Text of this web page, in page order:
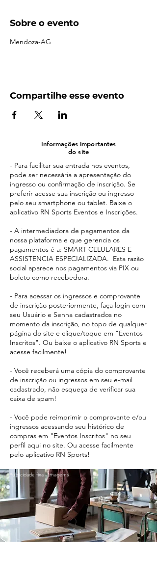
Sobre o evento
Mendoza-AG
Compartilhe esse evento
Informações importantes
do site
- Para facilitar sua entrada nos eventos,
pode ser necessária a apresentação do
ingresso ou confirmação de inscrição. Se
preferir acesse sua inscrição ou ingresso
pelo seu smartphone ou tablet. Baixe o
aplicativo RN Sports Eventos e Inscrições.
- A intermediadora de pagamentos da
nossa plataforma e que gerencia os
pagamentos é a: SMART CELULARES E
ASSISTENCIA ESPECIALIZADA. Esta razão
social aparece nos pagamentos via PIX ou
boleto como recebedora.​
- Para acessar os ingressos e comprovante
de inscrição posteriormente, faça login com
seu Usuário e Senha cadastrados no
momento da inscrição, no topo de qualquer
página do site e clique/toque em "Eventos
Inscritos". Ou baixe o aplicativo RN Sports e
acesse facilmente!
- Você receberá uma cópia do comprovante
de inscrição ou ingressos em seu e-mail
cadastrado, não esqueça de verificar sua
caixa de spam!
- Você pode reimprimir o comprovante e/ou
ingressos acessando seu histórico de
compras em "Eventos Inscritos" no seu
perfil aqui no site. Ou acesse facilmente
pelo aplicativo RN Sports!
Publicidade fixa - Imagems